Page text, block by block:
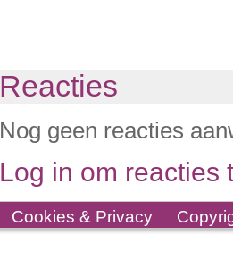
Reacties
Nog geen reacties
Log in om reacties
Cookies & Privacy